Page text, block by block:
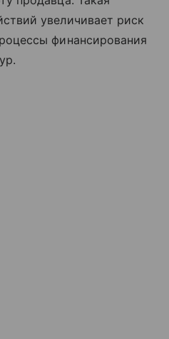
увеличивает риск
финансирования